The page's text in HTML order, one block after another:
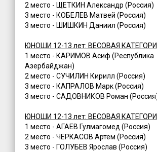
2 место - ЩЕТКИН Александр (Россия)
3 место - КОБЕЛЕВ Матвей (Россия)
3 место - ШИШКИН Даниил (Россия)
ЮНОШИ 12-13 лет: ВЕСОВАЯ
1 место - КАРИМОВ Асиф (Республика
Азербайджан)
2 место - СУЧИЛИН Кирилл (Россия)
3 место - КАПРАЛОВ Марк (Россия)
3 место - САДОВНИКОВ Роман
ЮНОШИ 12-13 лет: ВЕСОВАЯ
1 место - АГАЕВ Гулмагомед (Россия)
2 место - ЧЕРКАСОВ Артем (Россия)
3 место - ГОЛУБЕВ Ярослав (Россия)